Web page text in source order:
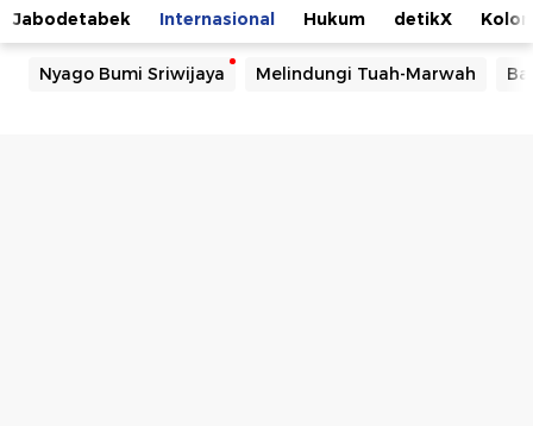
Jabodetabek Internasional Hukum detikX
Nyago Bumi Sriwijaya Melindungi Tuah-Marwah